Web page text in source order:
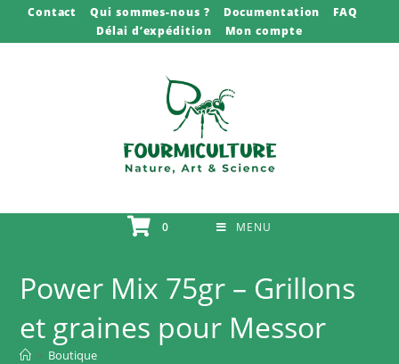
Contact Qui sommes-nous ? Documentation
FAQ
Délai d’expédition
Mon compte
0 MENU
Power Mix 75gr – Grillons
et graines pour Messor
> Boutique